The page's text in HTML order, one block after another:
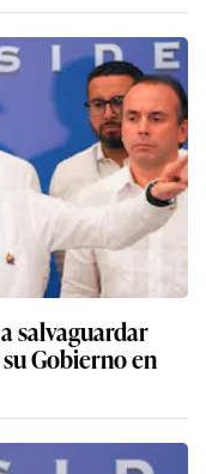
salvaguardar
Gobierno en